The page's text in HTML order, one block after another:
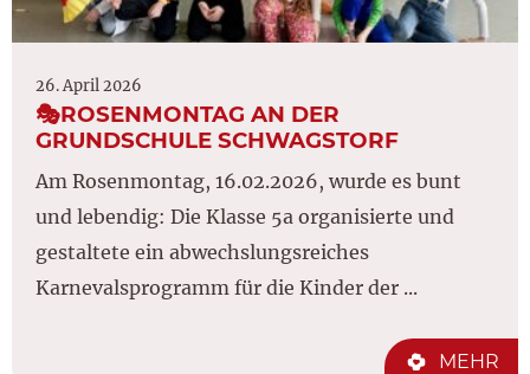
26. April 2026
🎭ROSENMONTAG AN DER
GRUNDSCHULE SCHWAGSTORF
Am Rosenmontag, 16.02.2026, wurde es bunt
und lebendig: Die Klasse 5a organisierte und
gestaltete ein abwechslungsreiches
Karnevalsprogramm für die Kinder der ...
MEHR